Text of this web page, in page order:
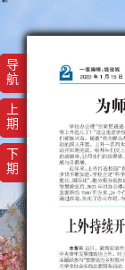
导
航
上
期
下
期